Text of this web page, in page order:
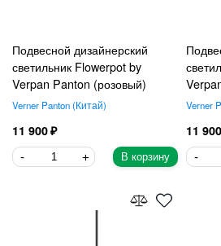
Подвесной дизайнерский
светильник Flowerpot by
Verpan Panton (розовый)
Verner Panton Китай
11 900
В корзину
Verner
11 900